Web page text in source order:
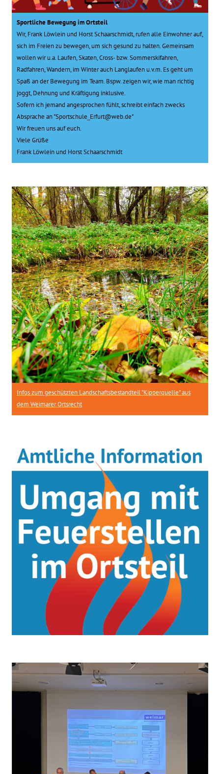
Sportliche Bewegung im Ortsteil
Wir, Frank Löwlein und Horst Schaarschmidt, rufen alle Einwohner auf,
sich im Freien zu bewegen, um sich gesund zu halten. Gemeinsam
wollen wir u.a. Laufen, Skaten, Cross- bzw. Sommerskifahren,
Radfahren, Wandern, im Winter auch Langlaufen u.v.m. Es geht um
Spaß an der Bewegung im Team. Bspw. zeigen wir, wie man richtig
joggt, Dehnung und Kräftigung inklusive.
Sofern ich jemand angesprochen fühlt, schreibt einfach zwecks
Absprache an "Sportschule_Erfurt@web.de"
Wir freuen uns auf euch.
Viele Grüße
Frank Löwlein und Horst Schaarschmidt
Infos zum geschützten Landschaftsbestandteil "Kipperquelle" aus
dem Weimarer Ortsrecht